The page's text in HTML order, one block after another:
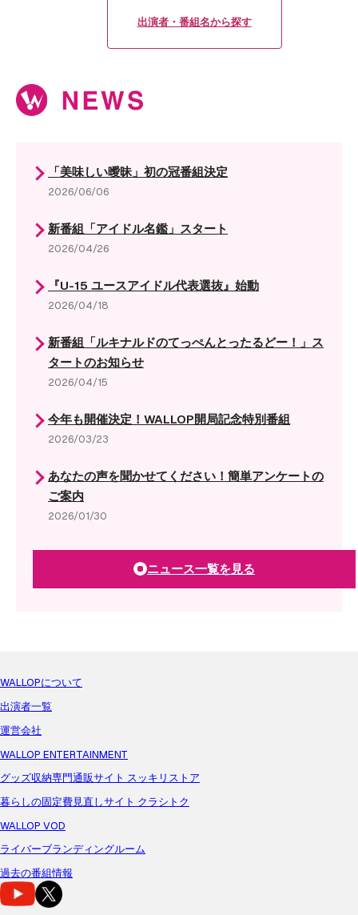
出演者・番組名から探す
「美味しい曖昧」初の冠番組決定
2026/06/06
新番組「アイドル名鑑」スタート
2026/04/26
『U-15 ユースアイドル代表選抜』始動
2026/04/18
新番組「ルキナルドのてっぺんとったるどー！」ス
タートのお知らせ
2026/04/15
今年も開催決定！WALLOP開局記念特別番組
2026/03/23
あなたの声を聞かせてください！簡単アンケートの
ご案内
2026/01/30
ニュース一覧を見る
WALLOPについて
出演者一覧
運営会社
WALLOP ENTERTAINMENT
グッズ収納専門通販サイト スッキリストア
暮らしの固定費見直しサイト クラシトク
WALLOP VOD
ライバーブランディングルーム
過去の番組情報